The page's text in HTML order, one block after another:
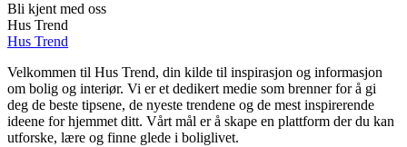
Bli kjent med oss
Hus Trend
Hus Trend
Velkommen til Hus Trend, din kilde til inspirasjon og informasjon
om bolig og interiør. Vi er et dedikert medie som brenner for å gi
deg de beste tipsene, de nyeste trendene og de mest inspirerende
ideene for hjemmet ditt. Vårt mål er å skape en plattform der du kan
utforske, lære og finne glede i boliglivet.